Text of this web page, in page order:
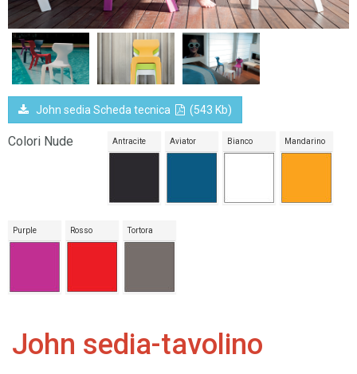
John sedia Scheda tecnica (543 Kb)
Colori Nude Antracite Aviator Bianco Mandarino
Purple Rosso Tortora
John sedia-tavolino